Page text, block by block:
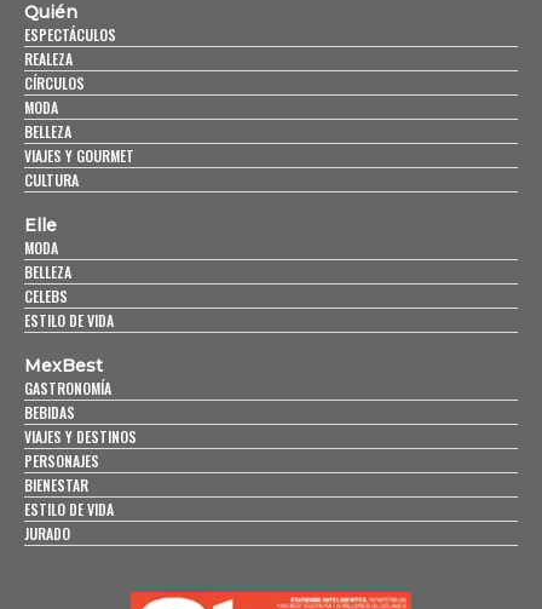
Quién
ESPECTÁCULOS
REALEZA
CÍRCULOS
MODA
BELLEZA
VIAJES Y GOURMET
CULTURA
Elle
MODA
BELLEZA
CELEBS
ESTILO DE VIDA
MexBest
GASTRONOMÍA
BEBIDAS
VIAJES Y DESTINOS
PERSONAJES
BIENESTAR
ESTILO DE VIDA
JURADO